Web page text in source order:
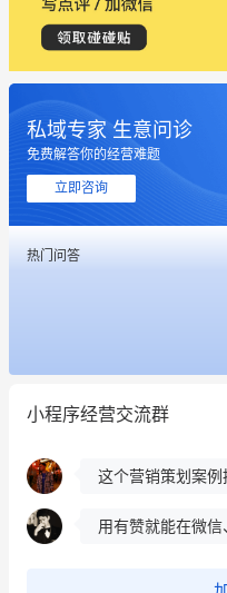
私域专家 生意问诊
免费解答你的经营难题
立即咨询
热门问答
小程序经营交流群
这个营销策划案
用有赞就能在微
冰墩墩货源充足
这个营销策划案例
用有赞就能在微信
餐饮也得靠私域